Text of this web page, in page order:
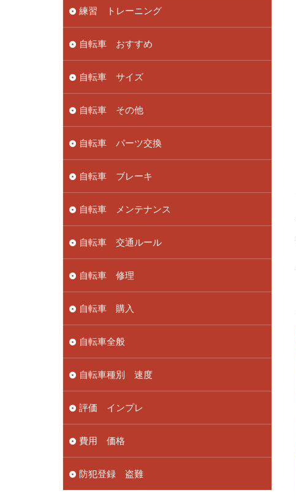
練習 トレーニング
自転車 おすすめ
自転車 サイズ
自転車 その他
自転車 パーツ交換
自転車 ブレーキ
自転車 メンテナンス
自転車 交通ルール
自転車 修理
自転車 購入
自転車全般
自転車種別 速度
評価 インプレ
費用 価格
防犯登録 盗難